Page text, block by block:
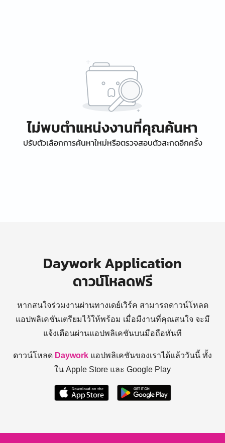
ไม่พบตำแหน่งงานที่คุณค้นหา
ปรับตัวเลือกการค้นหาใหม่หรือตรวจสอบตัวสะกดอีกครั้ง
Daywork Application
ดาวน์โหลดฟรี
หากสนใจร่วมงานผ่านทางเดย์เวิร์ค สามารถดาวน์โหลด
แอปพลิเคชันเตรียมไว้ให้พร้อม เมื่อมีงานที่คุณสนใจ จะมี
แจ้งเตือนผ่านแอปพลิเคชันบนมือถือทันที
ดาวน์โหลด Daywork แอปพลิเคชันของเราได้แล้ววันนี้ ทั้ง
ใน Apple Store และ Google Play